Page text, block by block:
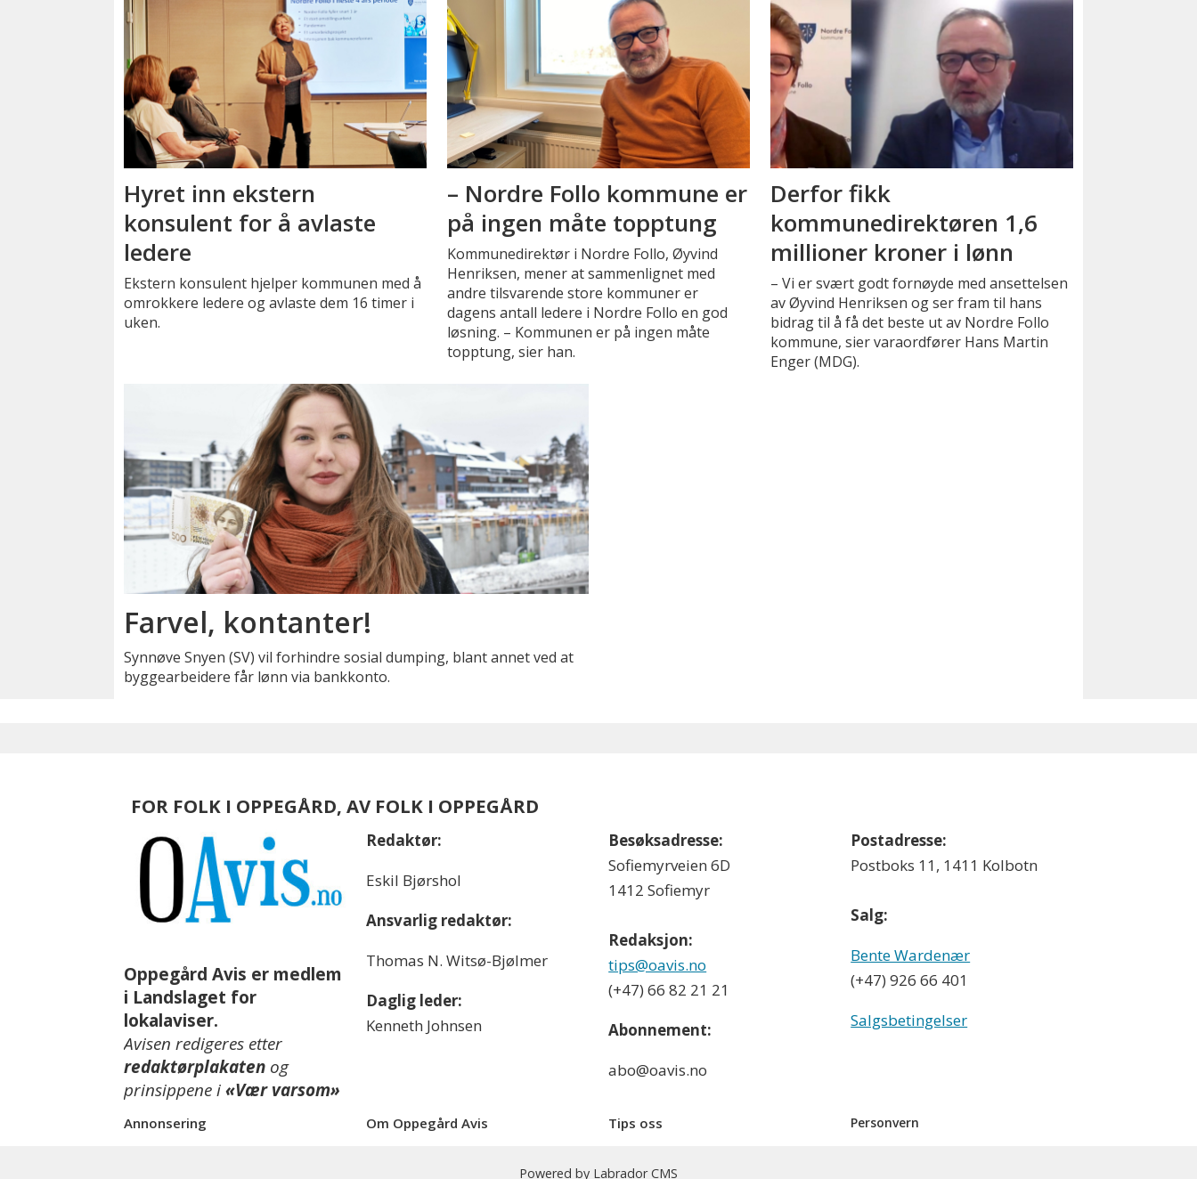
Hyret inn ekstern
konsulent for å avlaste
ledere
Ekstern konsulent hjelper kommunen med å
omrokkere ledere og avlaste dem 16 timer i
uken.
– Nordre Follo kommune er
på ingen måte topptung
Kommunedirektør i Nordre Follo, Øyvind
Henriksen, mener at sammenlignet med
andre tilsvarende store kommuner er
dagens antall ledere i Nordre Follo en god
løsning. – Kommunen er på ingen måte
topptung, sier han.
Derfor fikk
kommunedirektøren 1,6
millioner kroner i lønn
– Vi er svært godt fornøyde med ansettelsen
av Øyvind Henriksen og ser fram til hans
bidrag til å få det beste ut av Nordre Follo
kommune, sier varaordfører Hans Martin
Enger (MDG).
Farvel, kontanter!
Synnøve Snyen (SV) vil forhindre sosial dumping, blant annet ved at
byggearbeidere får lønn via bankkonto.
FOR FOLK I OPPEGÅRD, AV FOLK I OPPEGÅRD
Oppegård Avis er medlem
i Landslaget for
lokalaviser.
Avisen redigeres etter
redaktørplakaten og
prinsippene i«Vær varsom»
Redaktør:
Eskil Bjørshol
Ansvarlig redaktør:
Thomas N. Witsø-Bjølmer
Daglig leder:
Kenneth Johnsen
Besøksadresse:
Sofiemyrveien 6D
1412 Sofiemyr
Redaksjon:
tips@oavis.no
(+47) 66 82 21 21
Abonnement:
abo@oavis.no
Postadresse:
Postboks 11, 1411 Kolbotn
Salg:
Bente Wardenær
(+47) 926 66 401
Salgsbetingelser
Annonsering Om Oppegård Avis Tips oss Personvern
Powered by Labrador CMS